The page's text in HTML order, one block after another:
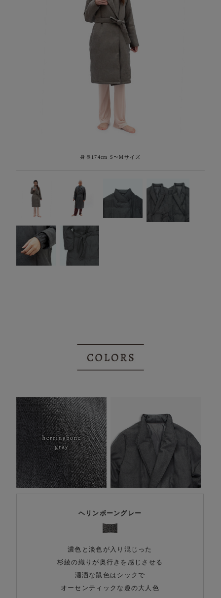
身長174cm S〜Mサイズ
ヘリンボーングレー
濃色と淡色が入り混じった
杉綾の織りが奥行きを感じさせる
瀟洒な鼠色はシックで
オーセンティックな趣の大人色